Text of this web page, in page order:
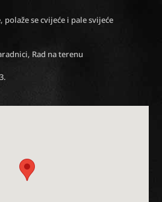
se cvijeće i pale svijeće
Rad na terenu